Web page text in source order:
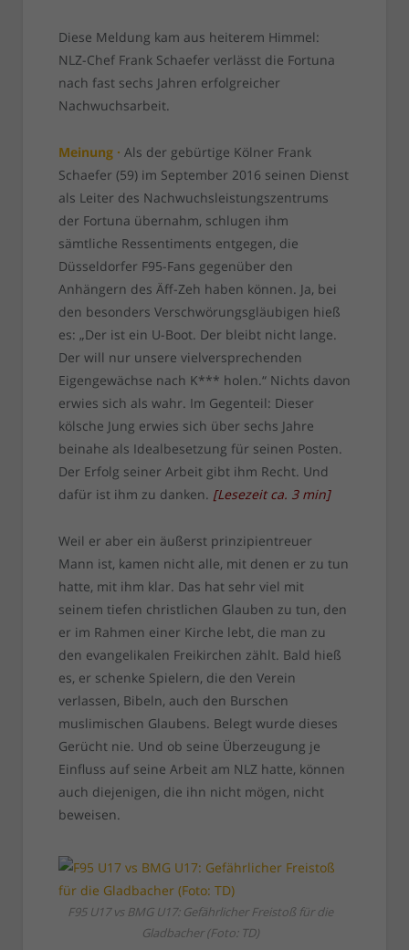
Diese Meldung kam aus heiterem Himmel:
NLZ-Chef Frank Schaefer verlässt die Fortuna
nach fast sechs Jahren erfolgreicher
Nachwuchsarbeit.
Meinung · Als der gebürtige Kölner Frank
Schaefer (59) im September 2016 seinen Dienst
als Leiter des Nachwuchsleistungszentrums
der Fortuna übernahm, schlugen ihm
sämtliche Ressentiments entgegen, die
Düsseldorfer F95-Fans gegenüber den
Anhängern des Äff-Zeh haben können. Ja, bei
den besonders Verschwörungsgläubigen hieß
es: „Der ist ein U-Boot. Der bleibt nicht lange.
Der will nur unsere vielversprechenden
Eigengewächse nach K*** holen.“ Nichts davon
erwies sich als wahr. Im Gegenteil: Dieser
kölsche Jung erwies sich über sechs Jahre
beinahe als Idealbesetzung für seinen Posten.
Der Erfolg seiner Arbeit gibt ihm Recht. Und
dafür ist ihm zu danken. [Lesezeit ca. 3 min]
Weil er aber ein äußerst prinzipientreuer
Mann ist, kamen nicht alle, mit denen er zu tun
hatte, mit ihm klar. Das hat sehr viel mit
seinem tiefen christlichen Glauben zu tun, den
er im Rahmen einer Kirche lebt, die man zu
den evangelikalen Freikirchen zählt. Bald hieß
es, er schenke Spielern, die den Verein
verlassen, Bibeln, auch den Burschen
muslimischen Glaubens. Belegt wurde dieses
Gerücht nie. Und ob seine Überzeugung je
Einfluss auf seine Arbeit am NLZ hatte, können
auch diejenigen, die ihn nicht mögen, nicht
beweisen.
F95 U17 vs BMG U17: Gefährlicher Freistoß für die
Gladbacher (Foto: TD)